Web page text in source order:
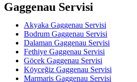
Gaggenau Servisi
Akyaka Gaggenau Servisi
Bodrum Gaggenau Servisi
Dalaman Gaggenau Servisi
Fethiye Gaggenau Servisi
Göcek Gaggenau Servisi
Köyceğiz Gaggenau Servisi
Marmaris Gaggenau Servisi